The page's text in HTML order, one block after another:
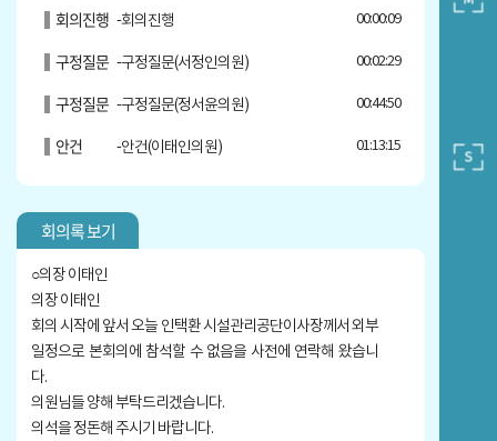
지역구 :가 선거구(신설, 용두동)
페이스북 바로가기
정서윤
지역구 :바 선거구(답십리2, 장안1·2동)
바로가기
회의진행 -회의진행 00:00:09
구정질문 -구정질문(서정인의원) 00:02:29
구정질문 -구정질문(정서윤의원) 00:44:50
안건 -안건(이태인의원) 01:13:15
회의록 보기
○의장 이태인
의장 이태인
회의 시작에 앞서 오늘 인택환 시설관리공단이사장께서 외부
일정으로 본회의에 참석할 수 없음을 사전에 연락해 왔습니
다.
의원님들 양해 부탁드리겠습니다.
의석을 정돈해 주시기 바랍니다.